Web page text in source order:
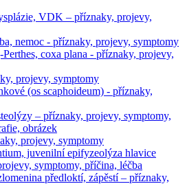
VDK – příznaky, projevy,
nemoc - příznaky, projevy, symptomy
coxa plana - příznaky, projevy,
projevy, symptomy
(os scaphoideum) - příznaky,
– příznaky, projevy, symptomy,
obrázek
projevy, symptomy
juvenilní epifyzeolýza hlavice
symptomy, příčina, léčba
předloktí, zápěstí – příznaky,